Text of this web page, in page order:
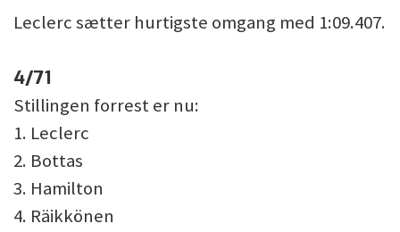
Leclerc sætter hurtigste omgang med 1:09.407.
4/71
Stillingen forrest er nu:
1. Leclerc
2. Bottas
3. Hamilton
4. Räikkönen